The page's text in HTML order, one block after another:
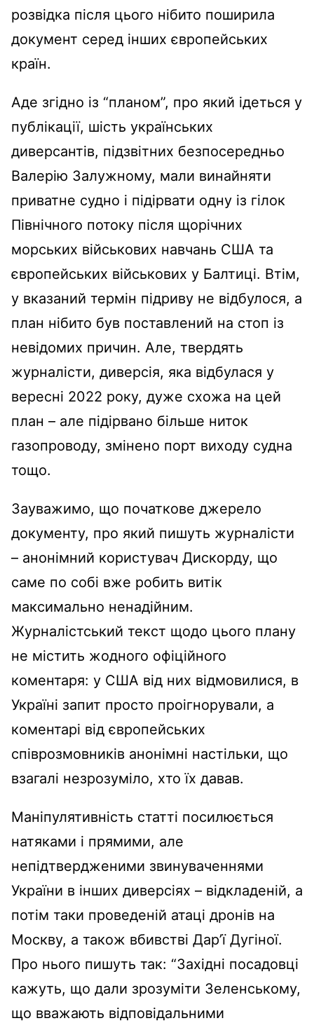
розвідка після цього нібито поширила
документ серед інших європейських
країн.
Аде згідно із “планом”, про який ідеться у
публікації, шість українських
диверсантів, підзвітних безпосередньо
Валерію Залужному, мали винайняти
приватне судно і підірвати одну із гілок
Північного потоку після щорічних
морських військових навчань США та
європейських військових у Балтиці. Втім,
у вказаний термін підриву не відбулося, а
план нібито був поставлений на стоп із
невідомих причин. Але, твердять
журналісти, диверсія, яка відбулася у
вересні 2022 року, дуже схожа на цей
план – але підірвано більше ниток
газопроводу, змінено порт виходу судна
тощо.
Зауважимо, що початкове джерело
документу, про який пишуть журналісти
– анонімний користувач Дискорду, що
саме по собі вже робить витік
максимально ненадійним.
Журналістський текст щодо цього плану
не містить жодного офіційного
коментаря: у США від них відмовилися, в
Україні запит просто проігнорували, а
коментарі від європейських
співрозмовників анонімні настільки, що
взагалі незрозуміло, хто їх давав.
Маніпулятивність статті посилюється
натяками і прямими, але
непідтвердженими звинуваченнями
України в інших диверсіях – відкладеній, а
потім таки проведеній атаці дронів на
Москву, а також вбивстві Дар’ї Дугіної.
Про нього пишуть так: “Західні посадовці
кажуть, що дали зрозуміти Зеленському,
що вважають відповідальними